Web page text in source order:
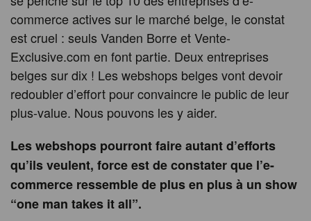
commerce actives sur le marché belge, le constat
est cruel : seuls Vanden Borre et Vente-
Exclusive.com en font partie. Deux entreprises
belges sur dix ! Les webshops belges vont devoir
redoubler d’effort pour convaincre le public de leur
plus-value. Nous pouvons les y aider.
Les webshops pourront faire autant d’efforts
qu’ils veulent, force est de constater que l’e-
commerce ressemble de plus en plus à un show
“one man takes it all”.